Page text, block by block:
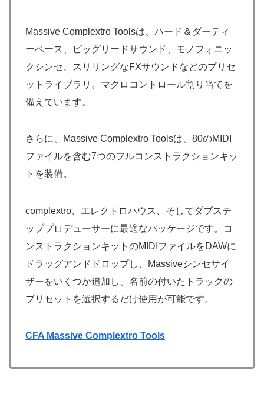
Massive Complextro Toolsは、ハード＆ダーティ
ーベース、ビッグリードサウンド、モノフォニッ
クシンセ、スリリングなFXサウンドなどのプリセ
ットライブラリ。マクロコントロール割り当てを
備えています。
さらに、Massive Complextro Toolsは、80のMIDI
ファイルを含む7つのフルコンストラクションキッ
トを装備。
complextro、エレクトロハウス、そしてダブステ
ッププロデューサーに最適なパッケージです。コ
ンストラクションキットのMIDIファイルをDAWに
ドラッグアンドドロップし、Massiveシンセサイ
ザーをいくつか追加し、名前の付いたトラックの
プリセットを選択するだけ使用が可能です。
CFA Massive Complextro Tools